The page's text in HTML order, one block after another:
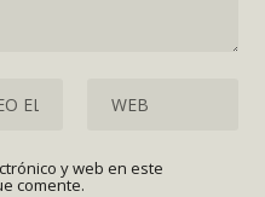
y web en este
comente.